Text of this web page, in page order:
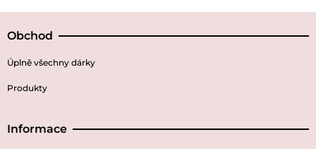
Obchod
Úplně všechny dárky
Produkty
Informace